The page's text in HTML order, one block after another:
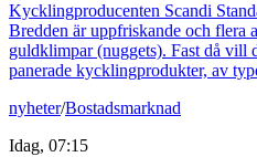
Kycklingproducenten Scandi
Bredden är uppfriskande och flera
guldklimpar (nuggets). Fast då vill
panerade kycklingprodukter, av
nyheter/Bostadsmarknad
Idag, 07:15